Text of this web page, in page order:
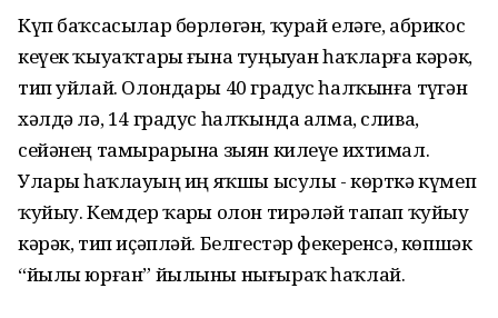
Күп баҡсасылар бөрлөгән, ҡурай еләге, абрикос
кеүек ҡыуаҡтарҙы ғына туңыуҙан һаҡларға кәрәк,
тип уйлай. Олондары 40 градус һалҡынға түҙгән
хәлдә лә, 14 градус һалҡында алма, слива,
сейәнең тамырҙарына зыян килеүе ихтимал.
Уларҙы һаҡлауҙың иң яҡшы ысулы - көрткә күмеп
ҡуйыу. Кемдер ҡарҙы олон тирәләй тапап ҡуйыу
кәрәк, тип иҫәпләй. Белгестәр фекеренсә, көпшәк
“йылы юрған” йылыны нығыраҡ һаҡлай.